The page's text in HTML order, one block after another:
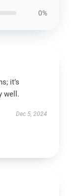
0%
it’s
well.
Dec 5, 2024